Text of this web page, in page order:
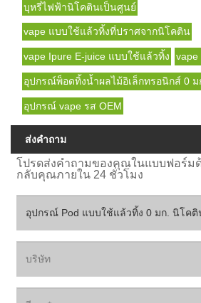
บุหรี่ไฟฟ้านิโคตินเป็นศูนย์
vape แบบใช้แล้วทิ้งที่ปราศจากนิโคติน
vape Ipure E-juice แบบใช้แล้วทิ้ง
อุปกรณ์พ็อดทิ้งน้ำผลไม้อิเล็กทรอนิกส์ 0 ม
อุปกรณ์ vape รส OEM
ส่งคำถาม
โปรดส่งคำถามของคุณในแบบฟอร์มด้
กลับคุณภายใน 24 ชั่วโมง